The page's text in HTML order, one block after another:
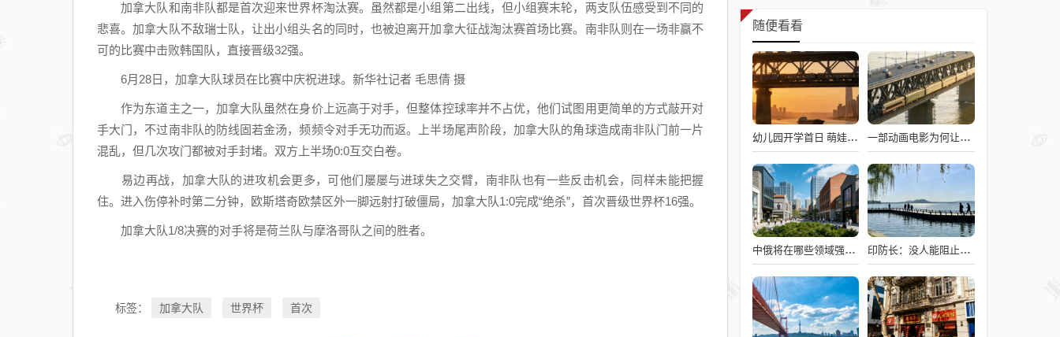
加拿大队和南非队都是首次迎来世界杯淘汰赛。虽然都是小组第二出线，但小组赛末轮，两支队伍感受到不同的
悲喜。加拿大队不敌瑞士队，让出小组头名的同时，也被迫离开加拿大征战淘汰赛首场比赛。南非队则在一场非赢不
可的比赛中击败韩国队，直接晋级32强。
6月28日，加拿大队球员在比赛中庆祝进球。新华社记者 毛思倩 摄
作为东道主之一，加拿大队虽然在身价上远高于对手，但整体控球率并不占优，他们试图用更简单的方式敲开对
手大门，不过南非队的防线固若金汤，频频令对手无功而返。上半场尾声阶段，加拿大队的角球造成南非队门前一片
混乱，但几次攻门都被对手封堵。双方上半场0:0互交白卷。
易边再战，加拿大队的进攻机会更多，可他们屡屡与进球失之交臂，南非队也有一些反击机会，同样未能把握
住。进入伤停补时第二分钟，欧斯塔奇欧禁区外一脚远射打破僵局，加拿大队1:0完成“绝杀”，首次晋级世界杯16强。
加拿大队1/8决赛的对手将是荷兰队与摩洛哥队之间的胜者。
标签： 加拿大队 世界杯 首次
随便看看
幼儿园开学首日 萌娃与爷爷难舍难分 一部动画电影为何让打工人集体破防
中俄将在哪些领域强化合作 印防长：没人能阻止我们成世界强国